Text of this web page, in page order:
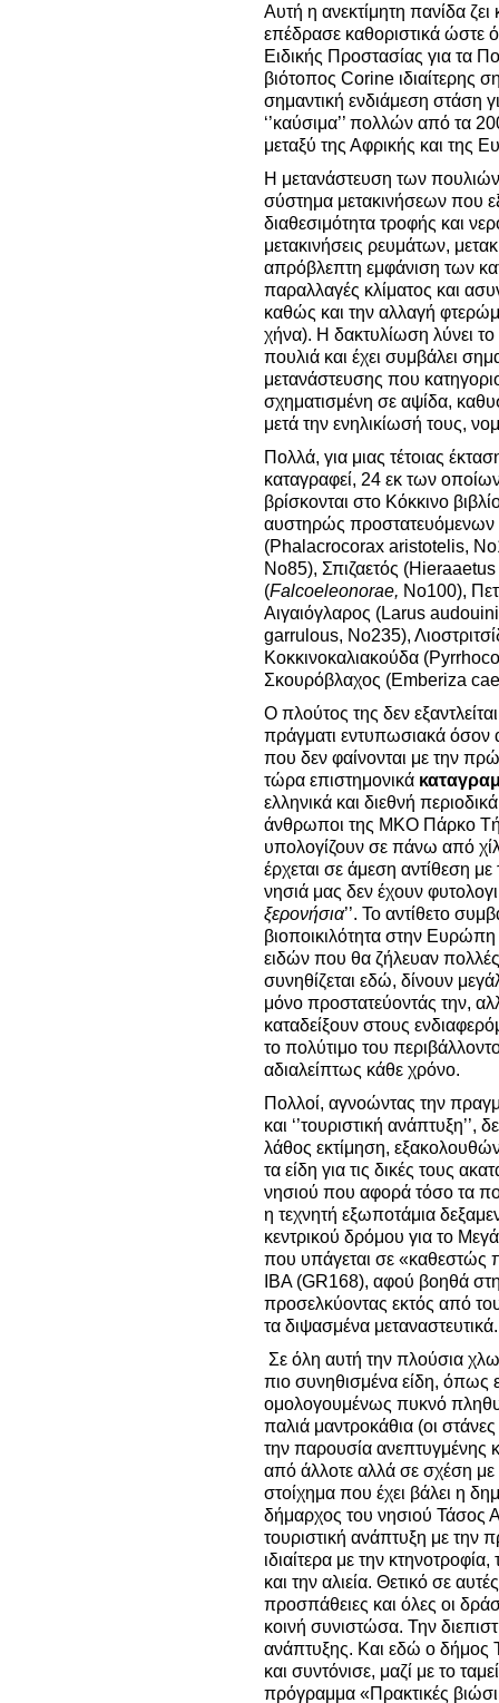
Αυτή η ανεκτίμητη πανίδα
επέδρασε καθοριστικά ώστε
Ειδικής Προστασίας για τα
βιότοπος Corine ιδιαίτερης
σημαντική ενδιάμεση στάση
‘’καύσιμα’’ πολλών από τα
μεταξύ της Αφρικής και της
Η μετανάστευση των πουλιών
σύστημα μετακινήσεων που
διαθεσιμότητα τροφής και
μετακινήσεις ρευμάτων,
απρόβλεπτη εμφάνιση των
παραλλαγές κλίματος και
καθώς και την αλλαγή
χήνα). Η δακτυλίωση λύνει
πουλιά και έχει συμβάλει
μετανάστευσης που
σχηματισμένη σε αψίδα,
μετά την ενηλικίωσή τους,
Πολλά, για μιας τέτοιας
καταγραφεί, 24 εκ των
βρίσκονται στο Κόκκινο
αυστηρώς προστατευόμενων
(Phalacrocorax aristotelis,
No85), Σπιζαετός
(Falcoeleonorae, No100),
Αιγαιόγλαρος (Larus
garrulous, No235),
Κοκκινοκαλιακούδα
Σκουρόβλαχος (Emberiza
Ο πλούτος της δεν
πράγματι εντυπωσιακά
που δεν φαίνονται με την
τώρα επιστημονικά
ελληνικά και διεθνή
άνθρωποι της ΜΚΟ Πάρκο
υπολογίζουν σε πάνω από
έρχεται σε άμεση αντίθεση
νησιά μας δεν έχουν
ξερονήσια’’. Το αντίθετο
βιοποικιλότητα στην Ευρώπη
ειδών που θα ζήλευαν
συνηθίζεται εδώ, δίνουν
μόνο προστατεύοντάς την,
καταδείξουν στους
το πολύτιμο του
αδιαλείπτως κάθε χρόνο.
Πολλοί, αγνοώντας την
και ‘’τουριστική
λάθος εκτίμηση,
τα είδη για τις δικές τους
νησιού που αφορά τόσο τα
η τεχνητή εξωποτάμια
κεντρικού δρόμου για το
που υπάγεται σε «καθεστώς
IBA (GR168), αφού βοηθά
προσελκύοντας εκτός από
τα διψασμένα μεταναστευτικά.
Σε όλη αυτή την πλούσια
πιο συνηθισμένα είδη, όπως
ομολογουμένως πυκνό
παλιά μαντροκάθια (οι
την παρουσία ανεπτυγμένης
από άλλοτε αλλά σε σχέση με
στοίχημα που έχει βάλει η
δήμαρχος του νησιού Τάσος
τουριστική ανάπτυξη με την
ιδιαίτερα με την
και την αλιεία. Θετικό σε
προσπάθειες και όλες οι
κοινή συνιστώσα. Την
ανάπτυξης. Και εδώ ο δήμος
και συντόνισε, μαζί με το
πρόγραμμα «Πρακτικές